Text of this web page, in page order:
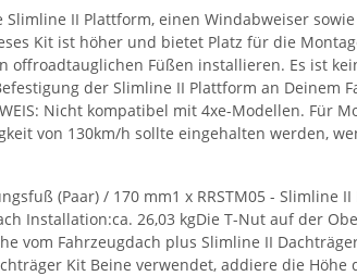
II Plattform, einen Windabweiser
Kit ist höher und bietet Platz für die
Füßen installieren. Es ist
der Slimline II Plattform an Deinem
Nicht kompatibel mit 4xe-Modellen. Für
von 130km/h sollte eingehalten werden,
(Paar) / 170 mm1 x RRSTM05 - Slimline
Installation:ca. 26,03 kgDie T-Nut auf der
vom Fahrzeugdach plus Slimline II
Kit Beine verwendet, addiere die